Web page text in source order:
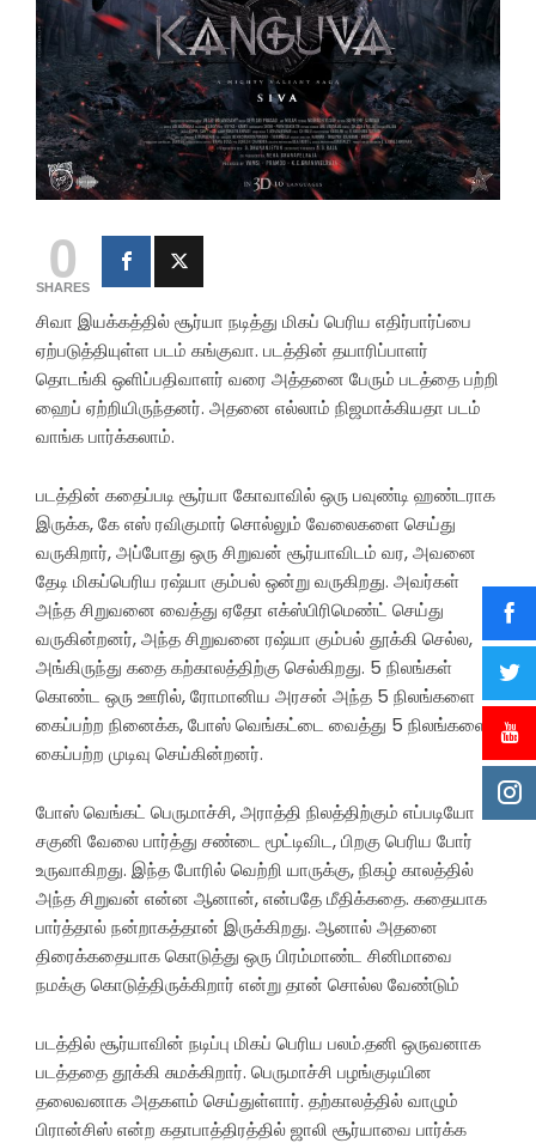
0
SHARES
சிவா இயக்கத்தில் சூர்யா நடித்து மிகப் பெரிய எதிர்பார்ப்பை
ஏற்படுத்தியுள்ள படம் கங்குவா. படத்தின் தயாரிப்பாளர்
தொடங்கி ஒளிப்பதிவாளர் வரை அத்தனை பேரும் படத்தை பற்றி
ஹைப் ஏற்றியிருந்தனர்‌. அதனை எல்லாம் நிஜமாக்கியதா படம்
வாங்க பார்க்கலாம்.
படத்தின் கதைப்படி சூர்யா கோவாவில் ஒரு பவுண்டி ஹண்டராக
இருக்க, கே எஸ் ரவிகுமார் சொல்லும் வேலைகளை செய்து
வருகிறார், அப்போது ஒரு சிறுவன் சூர்யாவிடம் வர, அவனை
தேடி மிகப்பெரிய ரஷ்யா கும்பல் ஒன்று வருகிறது. அவர்கள்
அந்த சிறுவனை வைத்து ஏதோ எக்ஸ்பிரிமெண்ட் செய்து
வருகின்றனர், அந்த சிறுவனை ரஷ்யா கும்பல் தூக்கி செல்ல,
அங்கிருந்து கதை கற்காலத்திற்கு செல்கிறது. 5 நிலங்கள்
கொண்ட ஒரு ஊரில், ரோமானிய அரசன் அந்த 5 நிலங்களை
கைப்பற்ற நினைக்க, போஸ் வெங்கட்டை வைத்து 5 நிலங்களை
கைப்பற்ற முடிவு செய்கின்றனர்.
போஸ் வெங்கட் பெருமாச்சி, அராத்தி நிலத்திற்கும் எப்படியோ
சகுனி வேலை பார்த்து சண்டை மூட்டிவிட, பிறகு பெரிய போர்
உருவாகிறது. இந்த போரில் வெற்றி யாருக்கு, நிகழ் காலத்தில்
அந்த சிறுவன் என்ன ஆனான், என்பதே மீதிக்கதை. கதையாக
பார்த்தால் நன்றாகத்தான் இருக்கிறது. ஆனால் அதனை
திரைக்கதையாக கொடுத்து ஒரு பிரம்மாண்ட சினிமாவை
நமக்கு கொடுத்திருக்கிறார் என்று தான் சொல்ல வேண்டும்
படத்தில் சூர்யாவின் நடிப்பு மிகப் பெரிய பலம்.தனி ஒருவனாக
படத்ததை தூக்கி சுமக்கிறார். பெருமாச்சி பழங்குடியின
தலைவனாக அதகளம் செய்துள்ளார். தற்காலத்தில் வாழும்
பிரான்சிஸ் என்ற கதாபாத்திரத்தில் ஜாலி சூர்யாவை பார்க்க